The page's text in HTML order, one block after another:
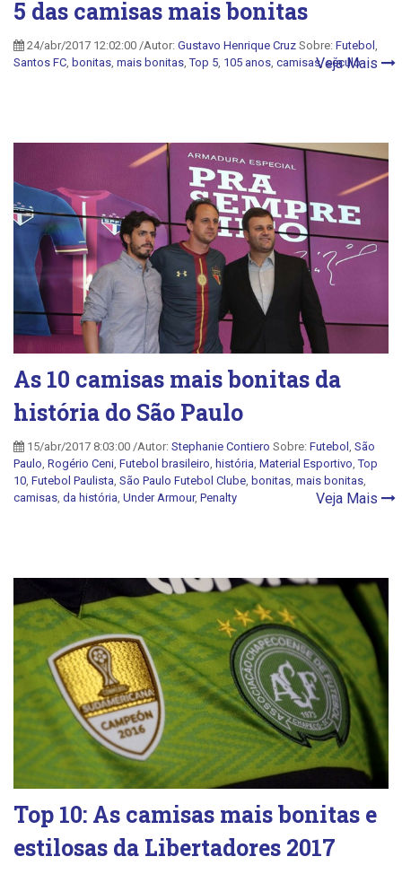
5 das camisas mais bonitas
24/abr/2017 12:02:00 /Autor: Gustavo Henrique Cruz Sobre: Futebol ,
Santos FC, bonitas, mais bonitas,Top 5, 105 anos, camisas,século
Veja Mais
As 10 camisas mais bonitas da
história do São Paulo
15/abr/2017 8:03:00 /Autor: Stephanie Contiero Sobre: Futebol , São
Paulo, Rogério Ceni, Futebol brasileiro, história, Material Esportivo,Top
10, Futebol Paulista, São Paulo Futebol Clube, bonitas, mais bonitas,
camisas, da história, Under Armour, Penalty Veja Mais
Top 10: As camisas mais bonitas e
estilosas da Libertadores 2017